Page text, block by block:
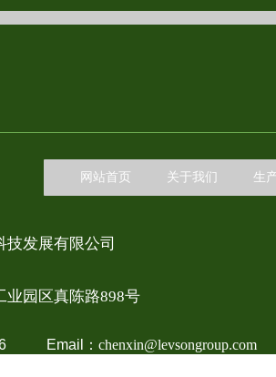
网站首页 关于我们 生
业园区真陈路898号
技发展有限公司
Email： chenxin@levsongroup.com